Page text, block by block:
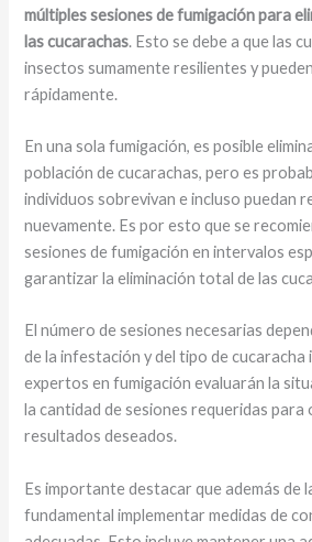
múltiples sesiones de fumigación para
las cucarachas. Esto se debe a que las
insectos sumamente resilientes y
rápidamente.
En una sola fumigación, es posible
población de cucarachas, pero es
individuos sobrevivan e incluso puedan
nuevamente. Es por esto que se
sesiones de fumigación en intervalos
garantizar la eliminación total de las
El número de sesiones necesarias
de la infestación y del tipo de cucaracha
expertos en fumigación evaluarán la
la cantidad de sesiones requeridas para
resultados deseados.
Es importante destacar que además de
fundamental implementar medidas de